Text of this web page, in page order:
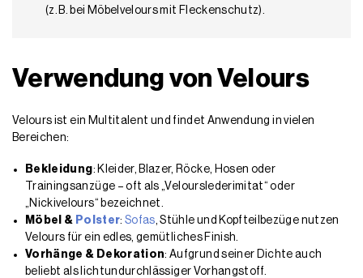
(z. B. bei Möbelvelours mit Fleckenschutz).
Verwendung von Velours
Velours ist ein Multitalent und findet Anwendung in vielen
Bereichen:
Bekleidung: Kleider, Blazer, Röcke, Hosen oder
Trainingsanzüge – oft als „Velourslederimitat“ oder
„Nickivelours“ bezeichnet.
Möbel & Polster: Sofas, Stühle und Kopfteilbezüge nutzen
Velours für ein edles, gemütliches Finish.
Vorhänge & Dekoration: Aufgrund seiner Dichte auch
beliebt als lichtundurchlässiger Vorhangstoff.